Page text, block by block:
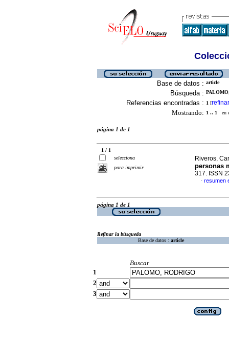
Base de datos : article
Búsqueda :
Referencias encontradas : 1 [refinar
Mostrando: 1 .. 1 en
página 1 de 1
1 / 1
selecciona
para imprimir
Riveros,
personas
317. ISSN
· resumen
página 1 de 1
Refinar la búsqueda
Base de datos : article
Buscar
1
2
3